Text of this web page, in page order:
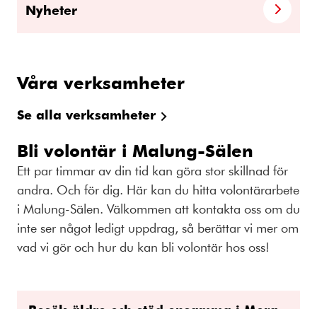
Nyheter
Våra verksamheter
Se alla verksamheter
Bli volontär i Malung-Sälen
Ett par timmar av din tid kan göra stor skillnad för
andra. Och för dig. Här kan du hitta volontärarbete
i Malung-Sälen. Välkommen att kontakta oss om du
inte ser något ledigt uppdrag, så berättar vi mer om
vad vi gör och hur du kan bli volontär hos oss!